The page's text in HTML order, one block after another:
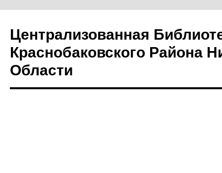
Централизованная
Краснобаковского Района
Области